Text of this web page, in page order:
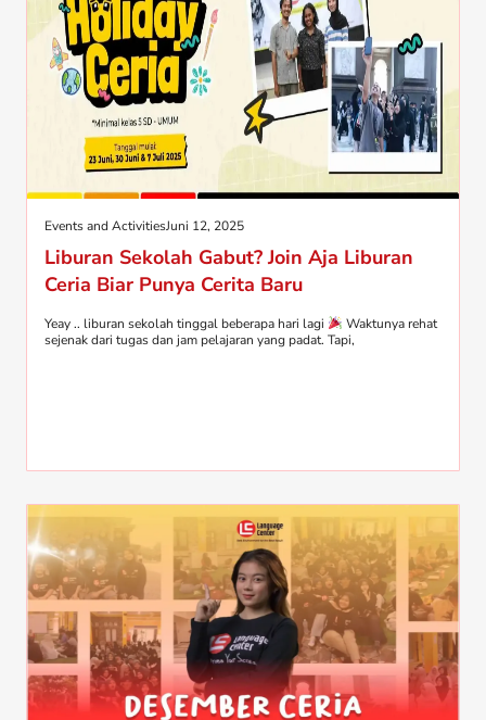
Events and ActivitiesJuni 12, 2025
Liburan Sekolah Gabut? Join Aja Liburan
Ceria Biar Punya Cerita Baru
Yeay .. liburan sekolah tinggal beberapa hari lagi
Waktunya rehat
sejenak dari tugas dan jam pelajaran yang padat. Tapi,